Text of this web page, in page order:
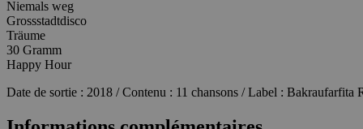
Niemals weg
Grossstadtdisco
Träume
30 Gramm
Happy Hour
Date de sortie : 2018 / Contenu : 11 chansons / Label : Bakraufarfita